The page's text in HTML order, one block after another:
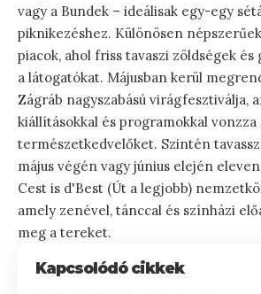
vagy a Bundek – ideálisak egy-egy
piknikezéshez. Különösen
piacok, ahol friss tavaszi zöldségek és
a látogatókat. Májusban kerül
Zágráb nagyszabású virágfesztiválja,
kiállításokkal és programokkal vonzza
természetkedvelőket. Szintén
május végén vagy június elején
Cest is d'Best (Út a legjobb)
amely zenével, tánccal és színházi
meg a tereket.
Kapcsolódó cikkek